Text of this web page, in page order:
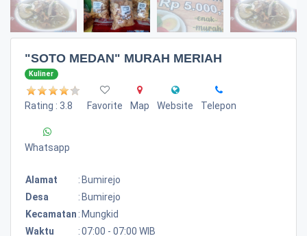
"SOTO MEDAN" MURAH MERIAH
Kuliner
Rating : 3.8 Favorite Map Website Telepon
Whatsapp
Alamat : Bumirejo
Desa
: Bumirejo
Kecamatan : Mungkid
Waktu
:07:00 - 07:00 WIB